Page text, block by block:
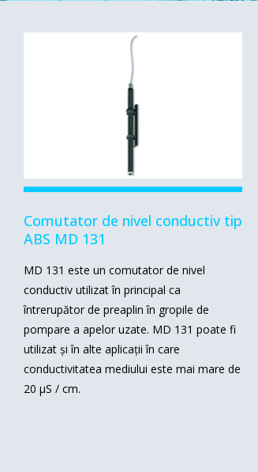
Comutator de nivel conductiv tip
ABS MD 131
MD 131 este un comutator de nivel
conductiv utilizat în principal ca
întrerupător de preaplin în gropile de
pompare a apelor uzate. MD 131 poate fi
utilizat și în alte aplicații în care
conductivitatea mediului este mai mare de
20 μS / cm.